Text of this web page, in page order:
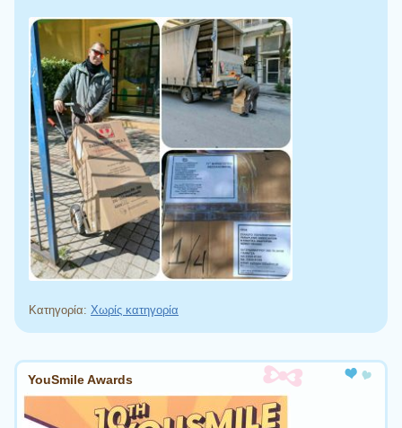
Κατηγορία: Χωρίς κατηγορία
Πλοήγηση άρθρων
YouSmile Awards